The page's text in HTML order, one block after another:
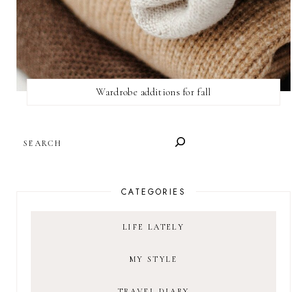
Wardrobe additions for fall
CATEGORIES
LIFE LATELY
MY STYLE